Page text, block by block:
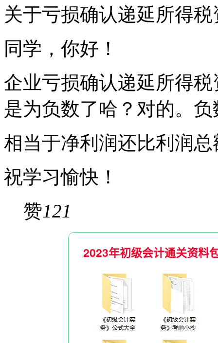
关于亏损确认递延所得
同学，你好！
企业亏损确认递延所得
是为负数了哈？对的。负
相当于净利润还比利润
祝学习愉快！
赞121